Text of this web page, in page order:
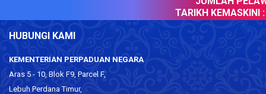
TARIKH KEMASKINI :
HUBUNGI KAMI
KEMENTERIAN PERPADUAN NEGARA
Aras 5 - 10, Blok F9, Parcel F,
Lebuh Perdana Timur,